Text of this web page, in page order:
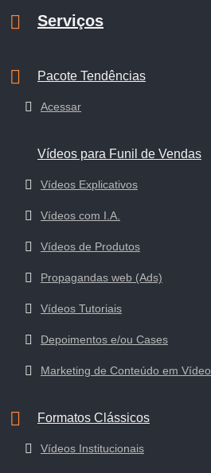
Serviços
Pacote Tendências
Acessar
Vídeos para Funil de Vendas
Vídeos Explicativos
Vídeos com I.A.
Vídeos de Produtos
Propagandas web (Ads)
Vídeos Tutoriais
Depoimentos e/ou Cases
Marketing de Conteúdo em Vídeo
Formatos Clássicos
Vídeos Institucionais